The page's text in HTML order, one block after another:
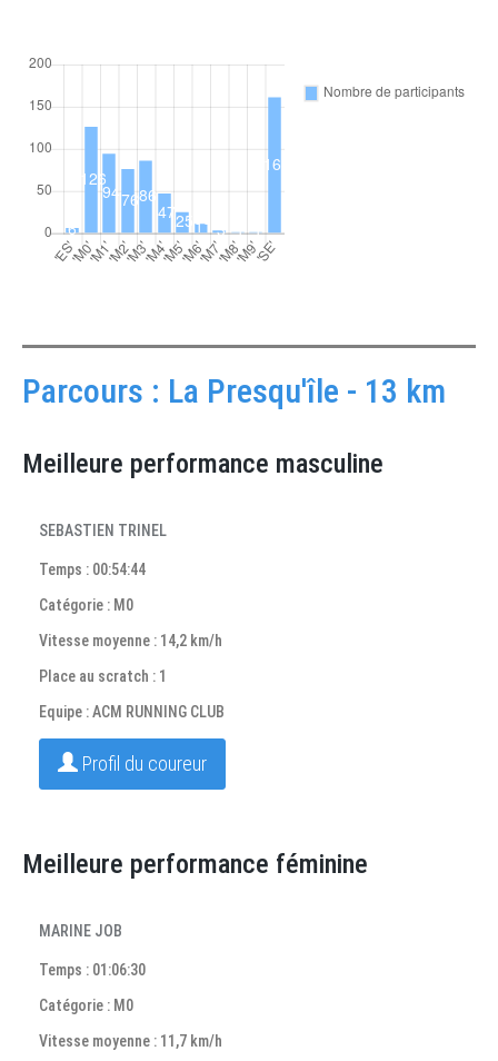
Parcours : La Presqu'île - 13 km
Meilleure performance masculine
SEBASTIEN TRINEL
Temps : 00:54:44
Catégorie : M0
Vitesse moyenne : 14,2 km/h
Place au scratch : 1
Equipe : ACM RUNNING CLUB
Profil du coureur
Meilleure performance féminine
MARINE JOB
Temps : 01:06:30
Catégorie : M0
Vitesse moyenne : 11,7 km/h